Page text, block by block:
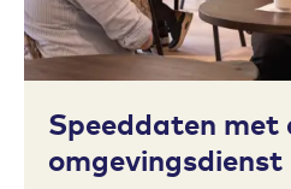
Toevoegen aan
Speeddaten met
omgevingsdienst